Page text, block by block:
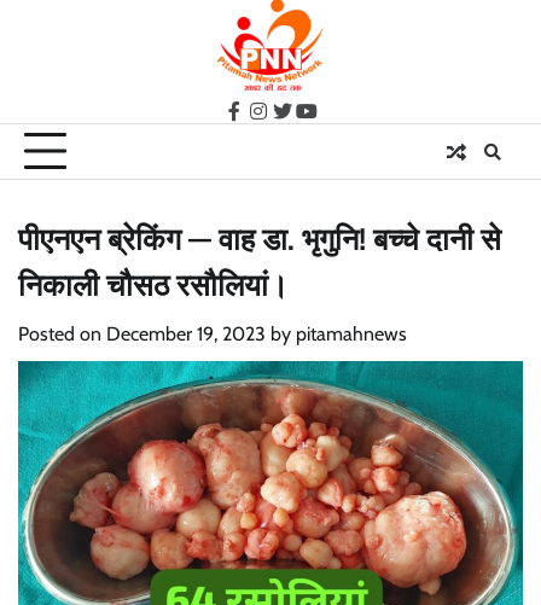
facebook
instagram
twitteryoutube
पीएनएन ब्रेकिंग — वाह डा. भृगुनि! बच्चे दानी से
निकाली चौसठ रसौलियां।
Posted on December 19, 2023 by pitamahnews